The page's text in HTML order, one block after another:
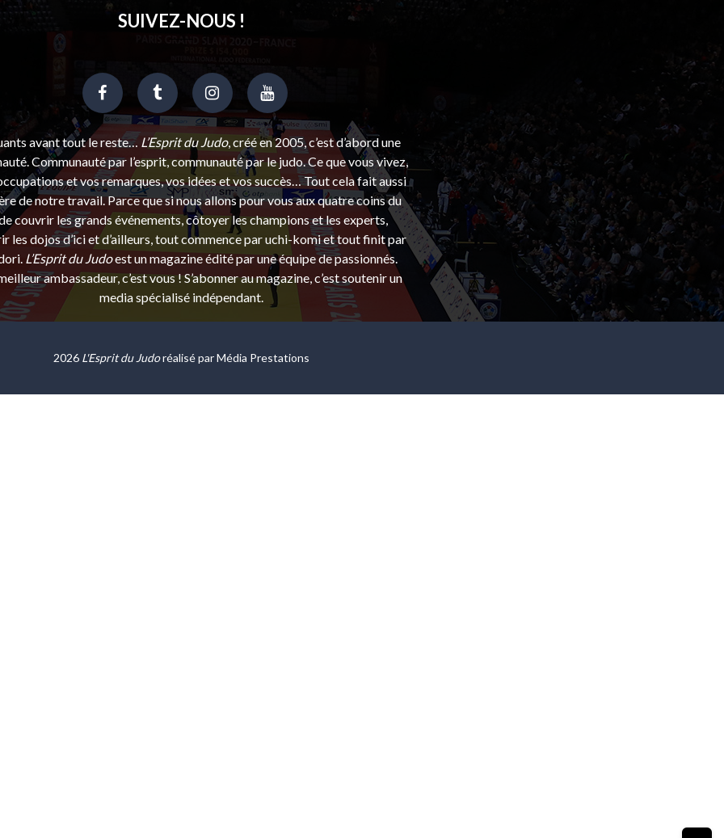
SUIVEZ-NOUS !
avant tout le reste… L’Esprit du Judo, créé en 2005, c’est d’abord une
Communauté par l’esprit, communauté par le judo. Ce que vous vivez,
et vos remarques, vos idées et vos succès… Tout cela fait aussi
de notre travail. Parce que si nous allons pour vous aux quatre coins du
couvrir les grands événements, côtoyer les champions et les experts,
les dojos d’ici et d’ailleurs, tout commence par uchi-komi et tout finit par
L’Esprit du Judoest un magazine édité par une équipe de passionnés.
ambassadeur, c’est vous ! S’abonner au magazine, c’est soutenir un
media spécialisé indépendant.
2026 L'Esprit du Judoréalisé parMédia Prestations